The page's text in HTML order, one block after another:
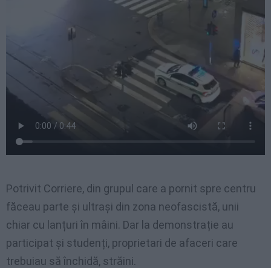
Potrivit Corriere, din grupul care a pornit spre centru
făceau parte și ultrași din zona neofascistă, unii
chiar cu lanțuri în mâini. Dar la demonstrație au
participat și studenți, proprietari de afaceri care
trebuiau să închidă, străini.